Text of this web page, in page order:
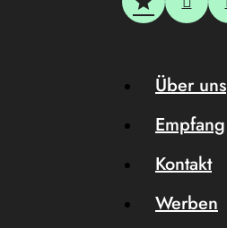
Über uns
Empfang
Kontakt
Werben